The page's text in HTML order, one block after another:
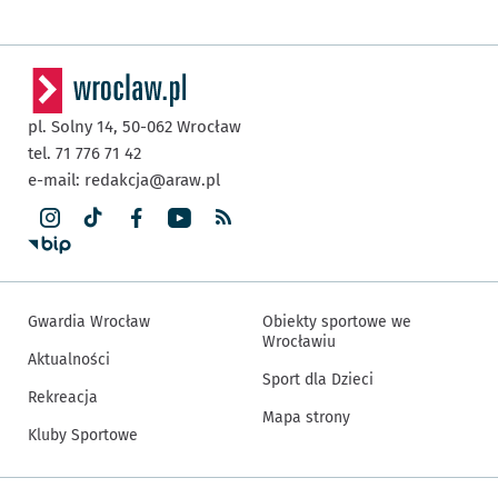
pl. Solny 14, 50-062 Wrocław
tel. 71 776 71 42
e-mail: redakcja@araw.pl
Gwardia Wrocław
Aktualności
Rekreacja
Kluby Sportowe
Obiekty sportowe we
Wrocławiu
Sport dla Dzieci
Mapa strony